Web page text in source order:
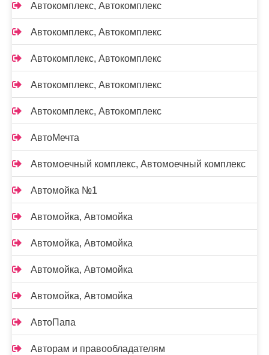
Автокомплекс, Автокомплекс
Автокомплекс, Автокомплекс
Автокомплекс, Автокомплекс
Автокомплекс, Автокомплекс
Автокомплекс, Автокомплекс
АвтоМечта
Автомоечный комплекс, Автомоечный комплекс
Автомойка №1
Автомойка, Автомойка
Автомойка, Автомойка
Автомойка, Автомойка
Автомойка, Автомойка
АвтоПапа
Авторам и правообладателям